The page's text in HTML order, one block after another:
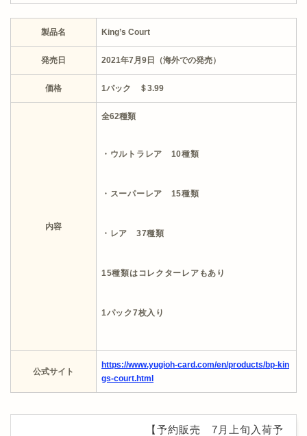
製品名 King’s Court
発売日 2021年7月9日（海外での発売）
価格 1パック ＄3.99
内容
全62種類
・ウルトラレア 10種類
・スーパーレア 15種類
・レア 37種類
15種類はコレクターレアもあり
1パック7枚入り
公式サイト
https://www.yugioh-card.com/en/products/bp-kin
gs-court.html
【予約販売 7月上旬入荷予